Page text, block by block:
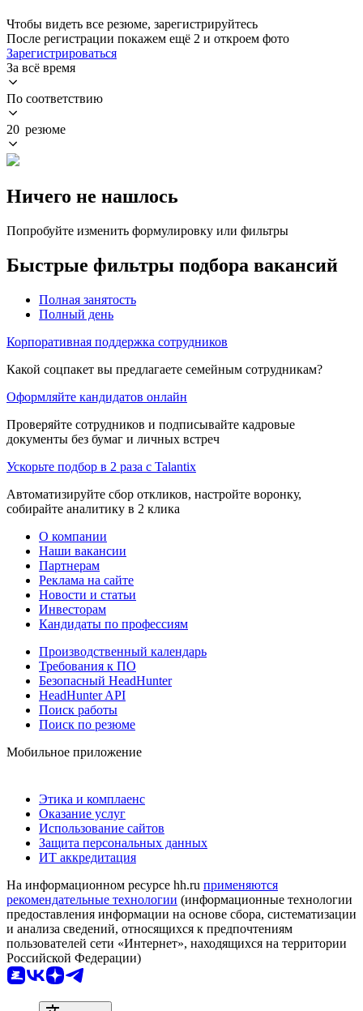
Чтобы видеть все резюме, зарегистрируйтесь
После регистрации покажем ещё 2 и откроем фото
Зарегистрироваться
За всё время
По соответствию
20 резюме
Ничего не нашлось
Попробуйте изменить формулировку или фильтры
Быстрые фильтры подбора вакансий
Полная занятость
Полный день
Корпоративная поддержка сотрудников
Какой соцпакет вы предлагаете семейным сотрудникам?
Оформляйте кандидатов онлайн
Проверяйте сотрудников и подписывайте кадровые
документы без бумаг и личных встреч
Ускорьте подбор в 2 раза с Talantix
Автоматизируйте сбор откликов, настройте воронку,
собирайте аналитику в 2 клика
О компании
Наши вакансии
Партнерам
Реклама на сайте
Новости и статьи
Инвесторам
Кандидаты по профессиям
Производственный календарь
Требования к ПО
Безопасный HeadHunter
HeadHunter API
Поиск работы
Поиск по резюме
Мобильное приложение
Этика и комплаенс
Оказание услуг
Использование сайтов
Защита персональных данных
ИТ аккредитация
На информационном ресурсе hh.ru применяются
рекомендательные технологии (информационные технологии
предоставления информации на основе сбора, систематизации
и анализа сведений, относящихся к предпочтениям
пользователей сети «Интернет», находящихся на территории
Российской Федерации)